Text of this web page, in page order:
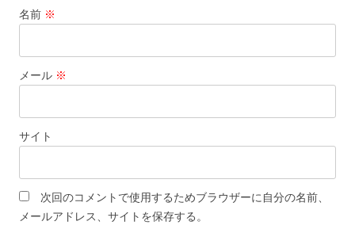
名前 ※
メール ※
サイト
次回のコメントで使用するためブラウザーに自分の名前、
メールアドレス、サイトを保存する。